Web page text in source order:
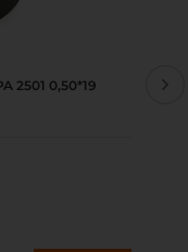
2501 0,50*19